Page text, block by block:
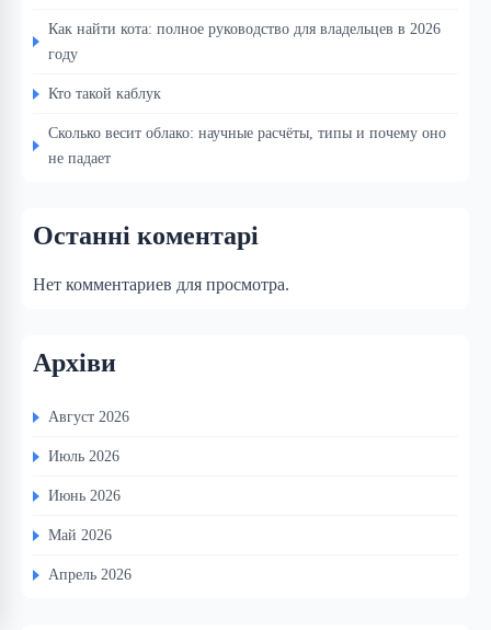
Как найти кота: полное руководство для владельцев в 2026
году
Кто такой каблук
Сколько весит облако: научные расчёты, типы и почему оно
не падает
Останні коментарі
Нет комментариев для просмотра.
Архіви
Август 2026
Июль 2026
Июнь 2026
Май 2026
Апрель 2026